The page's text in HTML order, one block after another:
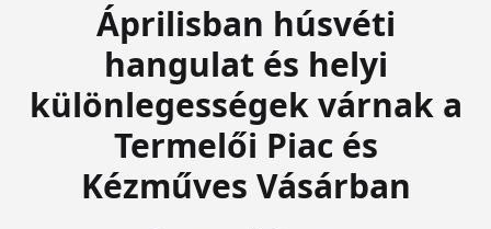
Áprilisban húsvéti
hangulat és helyi
különlegességek várnak a
Termelői Piac és
Kézműves Vásárban